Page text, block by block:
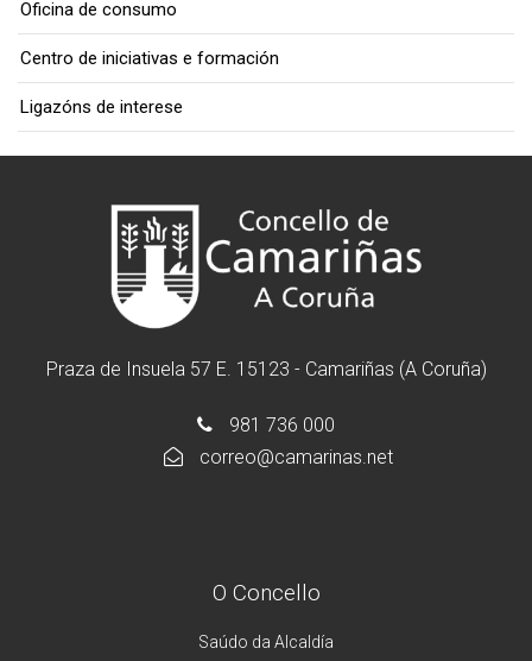
Oficina de consumo
Centro de iniciativas e formación
Ligazóns de interese
Praza de Insuela 57 E. 15123 - Camariñas (A Coruña)
981 736 000
correo@camarinas.net
O Concello
Saúdo da Alcaldía